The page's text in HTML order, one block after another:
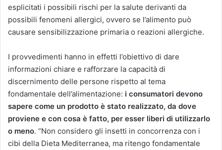
esplicitati i possibili rischi per la salute derivanti da
possibili fenomeni allergici, ovvero se l’alimento può
causare sensibilizzazione primaria o reazioni allergiche.
I provvedimenti hanno in effetti l’obiettivo di dare
informazioni chiare e rafforzare la capacità di
discernimento delle persone rispetto al tema
fondamentale dell’alimentazione: i consumatori devono
sapere come un prodotto è stato realizzato, da dove
proviene e con cosa è fatto, per esser liberi di utilizzarlo
o meno. “Non considero gli insetti in concorrenza con i
cibi della Dieta Mediterranea, ma ritengo fondamentale